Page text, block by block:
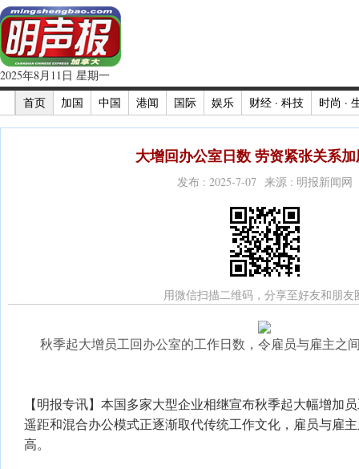
2025年8月11日 星期一
首页
加国 中国 港闻 国际 娱乐 财经 · 科技 时尚 ·
大增回办公室日数 劳资紧张关系
发布 : 2025-7-07 来源 : 明报新闻网
用微信扫描二维码，分享至好友和朋友
秋季起大增员工回办公室的工作日数，令雇员与雇主之
【明报专讯】本国多家大型企业相继宣布秋季起大幅增加
遥距和混合办公模式正逐渐取代传统工作文化，雇员与雇
高。